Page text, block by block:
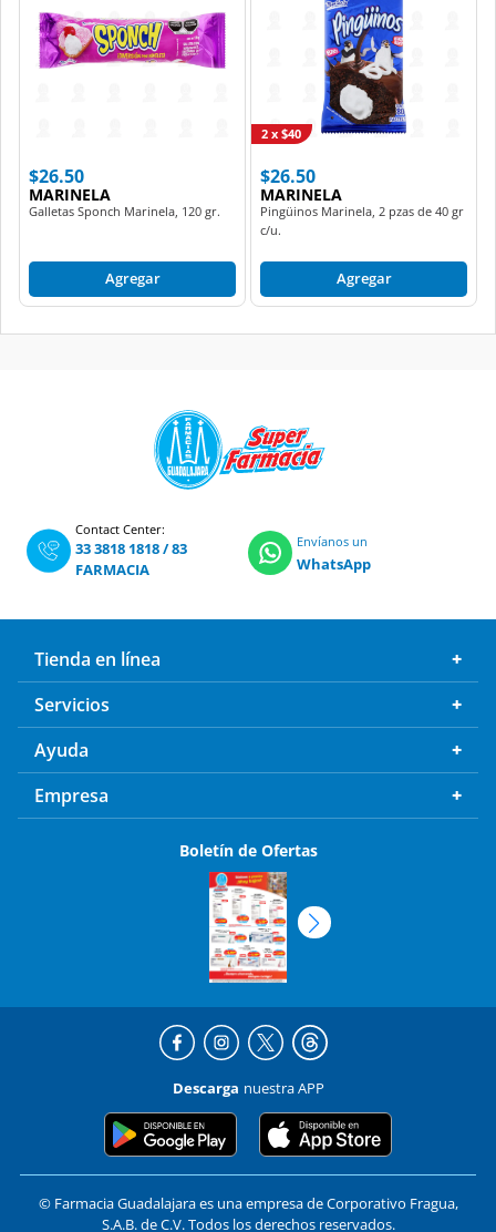
$26.50
MARINELA
Galletas Sponch Marinela, 120 gr.
Agregar
$26.50
MARINELA
Pingüinos Marinela, 2 pzas de 40 gr
c/u.
2 x $40
Agregar
Contact Center:
33 3818 1818/83
FARMACIA
Envíanos un
WhatsApp
Tienda en línea
Servicios
Ayuda
Empresa
Boletín de Ofertas
Descarga nuestra APP
© Farmacia Guadalajara es una empresa de Corporativo Fragua,
S.A.B. de C.V. Todos los derechos reservados.